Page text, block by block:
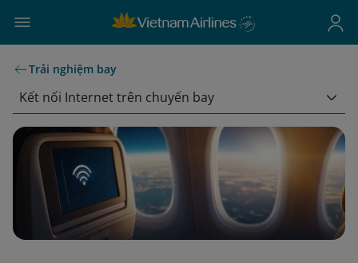
Trải nghiệm bay
Kết nối Internet trên chuyến bay